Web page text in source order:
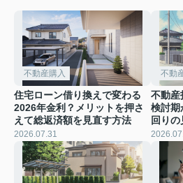
不動産購入
住宅ローン借り換えで変わる
2026年金利？メリットを押さ
えて総返済額を見直す方法
2026.07.31
不動
不動産
検討期
回り